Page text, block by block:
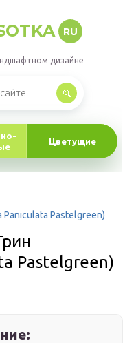
RU
дизайне
Цветущие
Paniculata Pastelgreen)
Pastelgreen)